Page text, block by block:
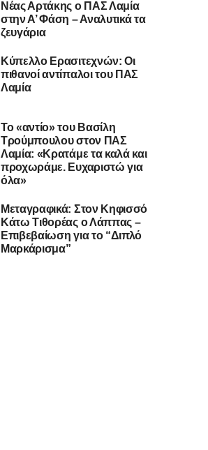
Nέας Αρτάκης ο ΠΑΣ Λαμία
στην Α’ Φάση – Αναλυτικά τα
ζευγάρια
Κύπελλο Ερασιτεχνών: Οι
πιθανοί αντίπαλοι του ΠΑΣ
Λαμία
Το «αντίο» του Βασίλη
Τρούμπουλου στον ΠΑΣ
Λαμία: «Κρατάμε τα καλά και
προχωράμε. Ευχαριστώ για
όλα»
Μεταγραφικά: Στον Κηφισσό
Κάτω Τιθορέας ο Λάππας –
Επιβεβαίωση για το “Διπλό
Μαρκάρισμα”